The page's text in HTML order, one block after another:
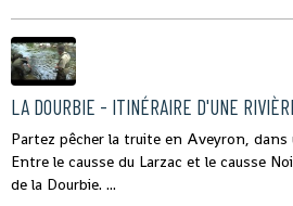
LA DOURBIE - ITINÉRAIRE D'UNE
Partez pêcher la truite en Aveyron,
Entre le causse du Larzac et le causse
de la Dourbie. ...